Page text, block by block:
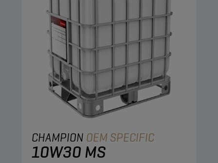
CHAMPION OEM SPECIFIC
10W30 MS